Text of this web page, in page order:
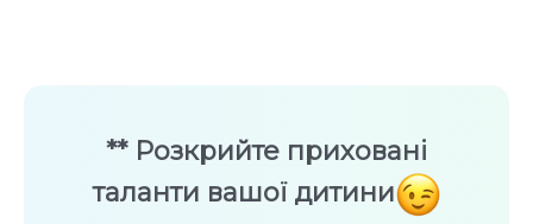
** Розкрийте приховані
таланти вашої дитини